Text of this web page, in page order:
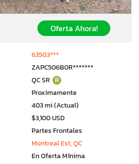
Oferta Ahora!
63503***
ZAPC506B0R*******
QC SR R
Proximamente
403 mi (Actual)
$3,100 USD
Partes Frontales
Montreal Est, QC
En Oferta Mínima